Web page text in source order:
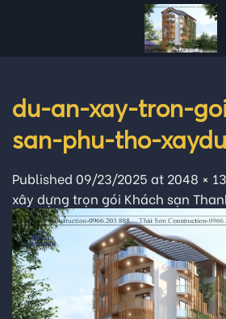
du-an-xay-tron-
san-phu-tho-
Published 09/23/2025 at 2048 ×
xây dựng trọn gói Khách sạn